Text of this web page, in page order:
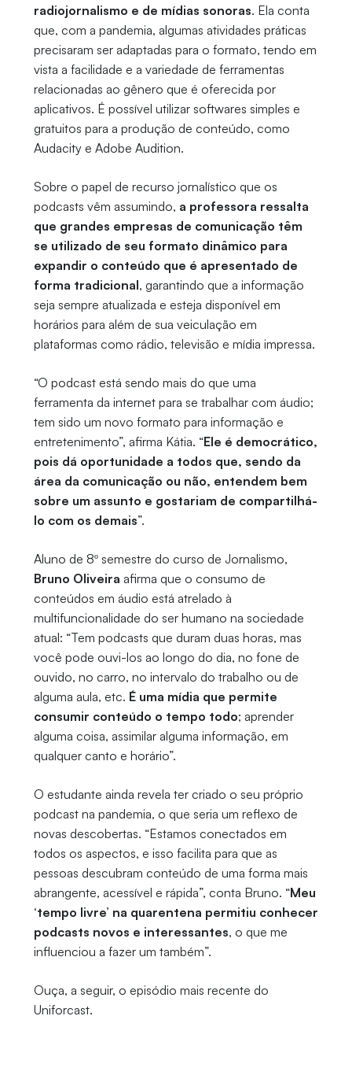
radiojornalismo e de mídias sonoras. Ela conta
que, com a pandemia, algumas atividades práticas
precisaram ser adaptadas para o formato, tendo em
vista a facilidade e a variedade de ferramentas
relacionadas ao gênero que é oferecida por
aplicativos. É possível utilizar softwares simples e
gratuitos para a produção de conteúdo, como
Audacity e Adobe Audition.
Sobre o papel de recurso jornalístico que os
podcasts vêm assumindo, a professora ressalta
que grandes empresas de comunicação têm
se utilizado de seu formato dinâmico para
expandir o conteúdo que é apresentado de
forma tradicional, garantindo que a informação
seja sempre atualizada e esteja disponível em
horários para além de sua veiculação em
plataformas como rádio, televisão e mídia impressa.
“O podcast está sendo mais do que uma
ferramenta da internet para se trabalhar com áudio;
tem sido um novo formato para informação e
entretenimento”, afirma Kátia. “Ele é democrático,
pois dá oportunidade a todos que, sendo da
área da comunicação ou não, entendem bem
sobre um assunto e gostariam de compartilhá-
lo com os demais”.
Aluno de 8º semestre do curso de Jornalismo,
Bruno Oliveira afirma que o consumo de
conteúdos em áudio está atrelado à
multifuncionalidade do ser humano na sociedade
atual: “Tem podcasts que duram duas horas, mas
você pode ouvi-los ao longo do dia, no fone de
ouvido, no carro, no intervalo do trabalho ou de
alguma aula, etc. É uma mídia que permite
consumir conteúdo o tempo todo; aprender
alguma coisa, assimilar alguma informação, em
qualquer canto e horário”.
O estudante ainda revela ter criado o seu próprio
podcast na pandemia, o que seria um reflexo de
novas descobertas. “Estamos conectados em
todos os aspectos, e isso facilita para que as
pessoas descubram conteúdo de uma forma mais
abrangente, acessível e rápida”, conta Bruno. “Meu
‘tempo livre’ na quarentena permitiu conhecer
podcasts novos e interessantes, o que me
influenciou a fazer um também”.
Ouça, a seguir, o episódio mais recente do
Uniforcast.